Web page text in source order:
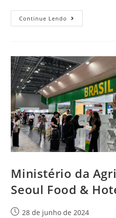
Continue Lendo
Ministério da
Seoul Food &
28 de junho de 2024